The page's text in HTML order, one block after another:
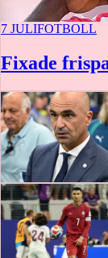
7 JULIFOTBOLL
Fixade